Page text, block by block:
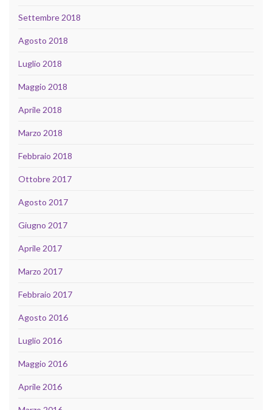
Settembre 2018
Agosto 2018
Luglio 2018
Maggio 2018
Aprile 2018
Marzo 2018
Febbraio 2018
Ottobre 2017
Agosto 2017
Giugno 2017
Aprile 2017
Marzo 2017
Febbraio 2017
Agosto 2016
Luglio 2016
Maggio 2016
Aprile 2016